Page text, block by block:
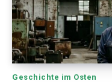
Geschichte im Osten